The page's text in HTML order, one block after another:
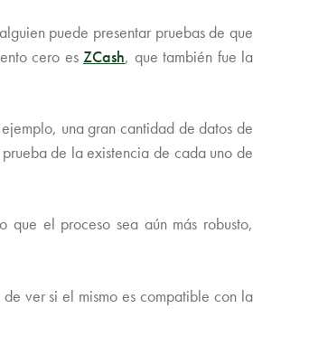
puede presentar pruebas de que
cero esZCash, que también fue la
una gran cantidad de datos de
de la existencia de cada uno de
que el proceso sea aún más robusto,
ver si el mismo es compatible con la